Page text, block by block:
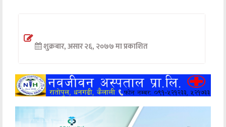
अन्तर्वार्ता
खेलकुद
मनोरञ्जन
अन्य
शुक्रबार, असार २६, २०७७ मा प्रकाशित